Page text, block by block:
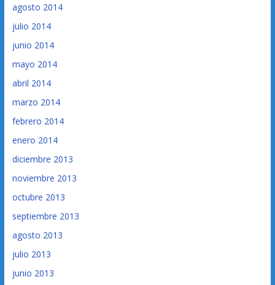
agosto 2014
julio 2014
junio 2014
mayo 2014
abril 2014
marzo 2014
febrero 2014
enero 2014
diciembre 2013
noviembre 2013
octubre 2013
septiembre 2013
agosto 2013
julio 2013
junio 2013